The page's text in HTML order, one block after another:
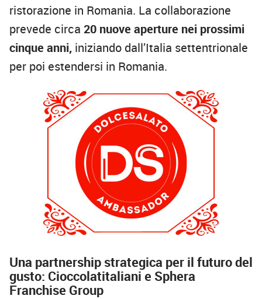
ristorazione in Romania. La collaborazione
prevede circa 20 nuove aperture nei prossimi
cinque anni, iniziando dall’Italia settentrionale
per poi estendersi in Romania.
Una partnership strategica per il futuro del
gusto: Cioccolatitaliani e Sphera
Franchise Group